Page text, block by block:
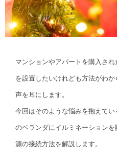
マンションやアパートを購入さ
を設置したいけれども方法がわ
声を耳にします。
今回はそのような悩みを抱えて
のベランダにイルミネーション
源の接続方法を解説します。